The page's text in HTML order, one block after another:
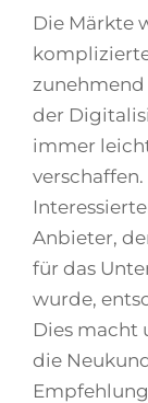
Die Märkte
der
immer
Anbieter,
für das
wurde,
Dies macht
die